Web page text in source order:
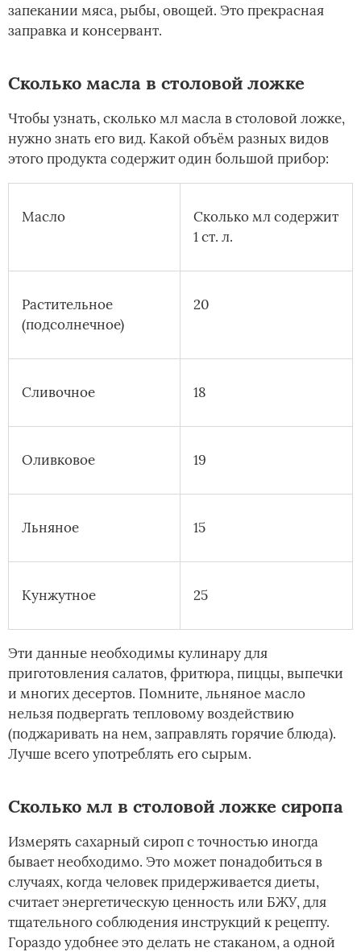
запекании мяса, рыбы, овощей. Это прекрасная
заправка и консервант.
Сколько масла в столовой ложке
Чтобы узнать, сколько мл масла в столовой ложке,
нужно знать его вид. Какой объём разных видов
этого продукта содержит один большой прибор:
Масло
Сколько мл содержит
1 ст. л.
Растительное
(подсолнечное)
20
Сливочное 18
Оливковое 19
Льняное 15
Кунжутное 25
Эти данные необходимы кулинару для
приготовления салатов, фритюра, пиццы, выпечки
и многих десертов. Помните, льняное масло
нельзя подвергать тепловому воздействию
(поджаривать на нем, заправлять горячие блюда).
Лучше всего употреблять его сырым.
Сколько мл в столовой ложке сиропа
Измерять сахарный сироп с точностью иногда
бывает необходимо. Это может понадобиться в
случаях, когда человек придерживается диеты,
считает энергетическую ценность или БЖУ, для
тщательного соблюдения инструкций к рецепту.
Гораздо удобнее это делать не стаканом, а одной